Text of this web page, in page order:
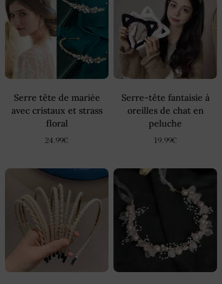
Serre tête de mariée
avec cristaux et strass
floral
24.99€
Serre-tête fantaisie à
oreilles de chat en
peluche
19.99€